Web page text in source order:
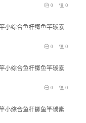
0
0
小综合鱼杆鲫鱼竿碳素
0
0
小综合鱼杆鲫鱼竿碳素
0
0
小综合鱼杆鲫鱼竿碳素